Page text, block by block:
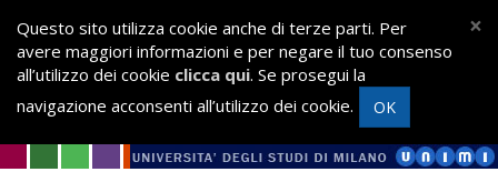
×
Questo sito utilizza cookie anche di terze parti. Per
avere maggiori informazioni e per negare il tuo consenso
all’utilizzo dei cookie clicca qui. Se prosegui la
navigazione acconsenti all’utilizzo dei cookie.
OK